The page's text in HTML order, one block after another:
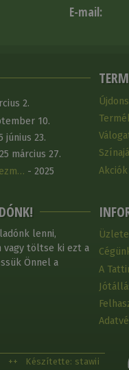
E-mail:
2.
10.
június 23.
március 27.
- 2025
lenni,
vagy töltse ki ezt a
Önnel a
Akciók
A
++ Készítette: stawii